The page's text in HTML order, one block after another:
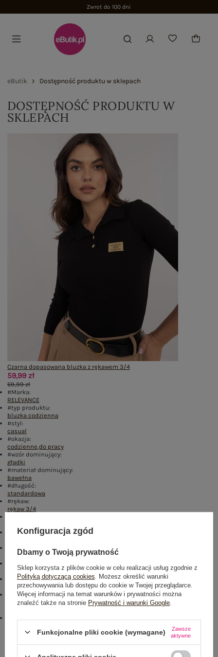
Zwrot do 100 dni
eButik Dostępność produktu w sklepach
DOSTĘPNOŚĆ PRODUKTU W
SKLEPACH
Czarna dopasowana bluzka z rękawem 3/4
59,99 zł
69,99 zł
#Marka:
RELEVANCE
#typ produktu:
bluzka codzienna
#styl:
casual
#okazja:
codzienne,do pracy
#wzór dominujący:
gładki
#materiał dominujący:
bawełna
#długość:
standardowa
#rękaw:
rękaw 3/4
#zapięcie:
#cechy dodatkowe:
materiał prążkowany,guziki ,naszywki
#skład materiału :
90% bawełna,10% elastan
#sposób prania :
pranie w pralce w 30°C
#modelka:
Modelka ma na sobie rozmiar one size. Wymiary modelki: wzrost 173
emblemat_FP:
Rozmiar: One size
Konfiguracja zgód
Dbamy o Twoją prywatność
Sklep korzysta z plików cookie w celu realizacji usług zgodnie z
Polityką dotyczącą cookies . Możesz określić warunki
przechowywania lub dostępu do cookie w Twojej przeglądarce.
Więcej informacji na temat warunków i prywatności można
znaleźć także na stronie Prywatność i warunki Google
Funkcjonalne pliki cookie (wymagane)
Zawsze
aktywne